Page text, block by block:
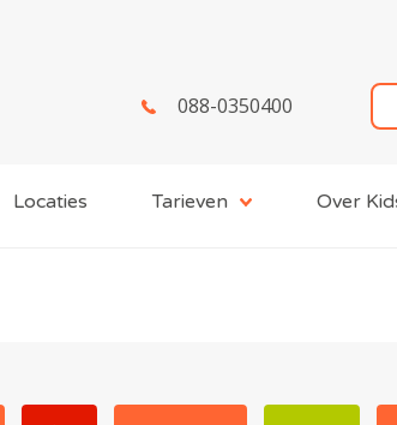
088-0350400
Locaties Tarieven Over